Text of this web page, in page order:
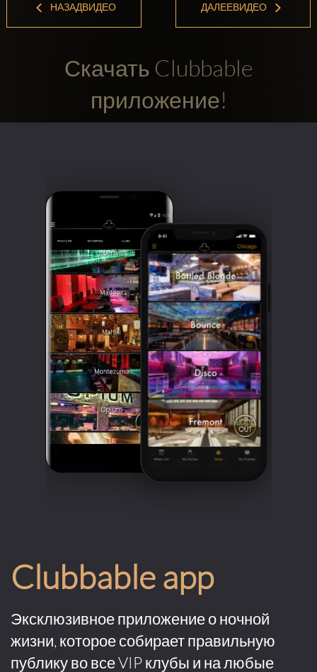
НАЗАДВИДЕО ДАЛЕЕВИДЕО
Скачать Clubbable
приложение!
Clubbable app
Эксклюзивное приложение о ночной
жизни, которое собирает правильную
публику во все VIP клубы и на любые